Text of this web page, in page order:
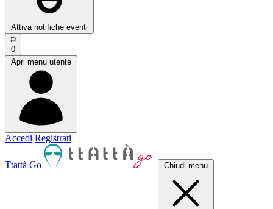
Attiva notifiche eventi
0
Apri menu utente
Accedi Registrati
Ttattà Go Chiudi menu